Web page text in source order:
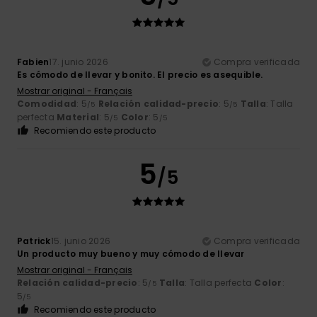
Fabien17. junio 2026
Compra verificada
Es cómodo de llevar y bonito. El precio es asequible.
Mostrar original - Français
Comodidad: 5/5 Relación calidad-precio: 5/5 Talla: Talla
perfecta Material: 5/5 Color: 5 /5
Recomiendo este producto
5/5
Patrick15. junio 2026
Compra verificada
Un producto muy bueno y muy cómodo de llevar
Mostrar original - Français
Relación calidad-precio: 5/5 Talla: Talla perfecta Color:
5/5
Recomiendo este producto